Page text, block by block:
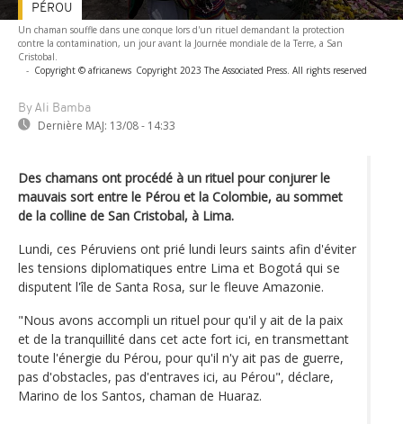
Un chaman souffle dans une conque lors d'un rituel demandant la protection
contre la contamination, un jour avant la Journée mondiale de la Terre, a San
Cristobal.
- Copyright © africanews Copyright 2023 The Associated Press. All rights reserved
By Ali Bamba
Dernière MAJ: 13/08 - 14:33
PÉROU
Des chamans ont procédé à un rituel pour conjurer le
mauvais sort entre le Pérou et la Colombie, au sommet
de la colline de San Cristobal, à Lima.
Lundi, ces Péruviens ont prié lundi leurs saints afin d'éviter
les tensions diplomatiques entre Lima et Bogotá qui se
disputent l'île de Santa Rosa, sur le fleuve Amazonie.
"Nous avons accompli un rituel pour qu'il y ait de la paix
et de la tranquillité dans cet acte fort ici, en transmettant
toute l'énergie du Pérou, pour qu'il n'y ait pas de guerre,
pas d'obstacles, pas d'entraves ici, au Pérou", déclare,
Marino de los Santos, chaman de Huaraz.